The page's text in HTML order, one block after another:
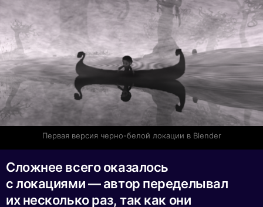
Первая версия черно-белой локации в Blender
Сложнее всего оказалось
с локациями — автор переделывал
их несколько раз, так как они